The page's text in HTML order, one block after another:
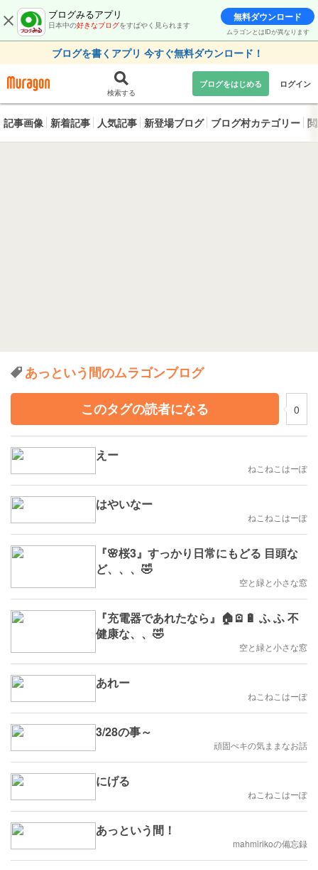
ブログみるアプリ
日本中の好きなブログをすばやく見られます
無料ダウンロード
ムラゴンとはIDが異なります
ブログを書くアプリ 今すぐ無料ダウンロード！
検索する
ブログをはじめる ログイン
記事画像 新着記事 人気記事 新登場ブログ ブログ村カテゴリー
あっという間のムラゴンブログ
このタグの読者になる
0
えー
ねこねこはーぽ
はやいなー
ねこねこはーぽ
『🌸桜3』すっかり日常にもどる 目頭な
ど、、、🤣
空と緑と小さな窓
『充電器であれたなら』🏠🪫🔋 ふ ふ 不
健康な、、🤣
空と緑と小さな窓
あれー
ねこねこはーぽ
3/28の事～
頑固ぺキの気ままなお話
にげる
ねこねこはーぽ
あっという間！
mahmirikoの備忘録